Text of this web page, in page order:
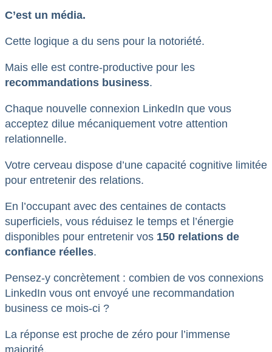
C’est un média.
Cette logique a du sens pour la notoriété.
Mais elle est contre-productive pour les
recommandations business.
Chaque nouvelle connexion LinkedIn que vous
acceptez dilue mécaniquement votre attention
relationnelle.
Votre cerveau dispose d’une capacité cognitive limitée
pour entretenir des relations.
En l’occupant avec des centaines de contacts
superficiels, vous réduisez le temps et l’énergie
disponibles pour entretenir vos 150 relations de
confiance réelles.
Pensez-y concrètement : combien de vos connexions
LinkedIn vous ont envoyé une recommandation
business ce mois-ci ?
La réponse est proche de zéro pour l’immense
majorité.